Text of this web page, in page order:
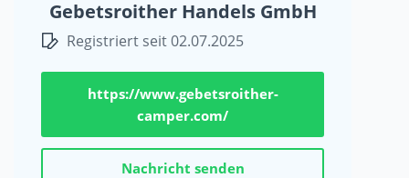
Gebetsroither Handels GmbH
Registriert seit 02.07.2025
https://www.gebetsroither-
camper.com/
Nachricht senden